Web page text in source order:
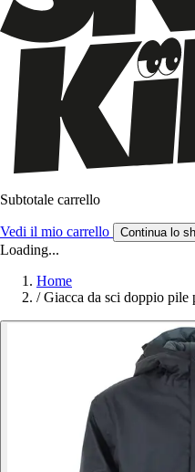
Subtotale carrello
Vedi il mio carrello Continua lo
Loading...
Home
/ Giacca da sci doppio